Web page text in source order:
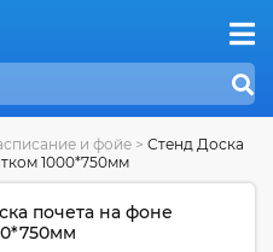
и фойе > Стенд Доска
1000*750мм
почета на фоне